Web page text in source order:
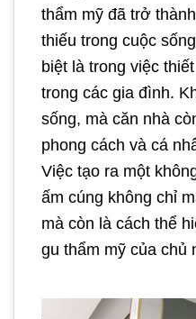
thẩm mỹ đã trở
thiếu trong cuộc
biệt là trong việc
trong các gia đình.
sống, mà căn nhà
phong cách và cá
Việc tạo ra một
ấm cúng không chỉ
mà còn là cách thể
gu thẩm mỹ của chủ